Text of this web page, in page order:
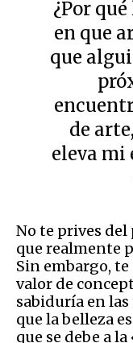
¿Por
en que
que
de
eleva mi
No te prives del
que realmente
Sin embargo,
valor de
sabiduría en
que la belleza
que se debe a